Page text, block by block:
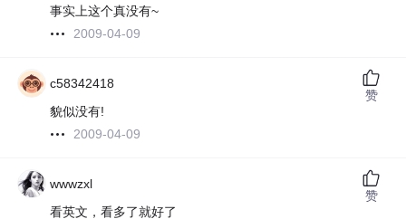
事实上这个真没有~
2009-04-09
c58342418
貌似没有!
2009-04-09
赞
wwwzxl
看英文，看多了就好了
赞